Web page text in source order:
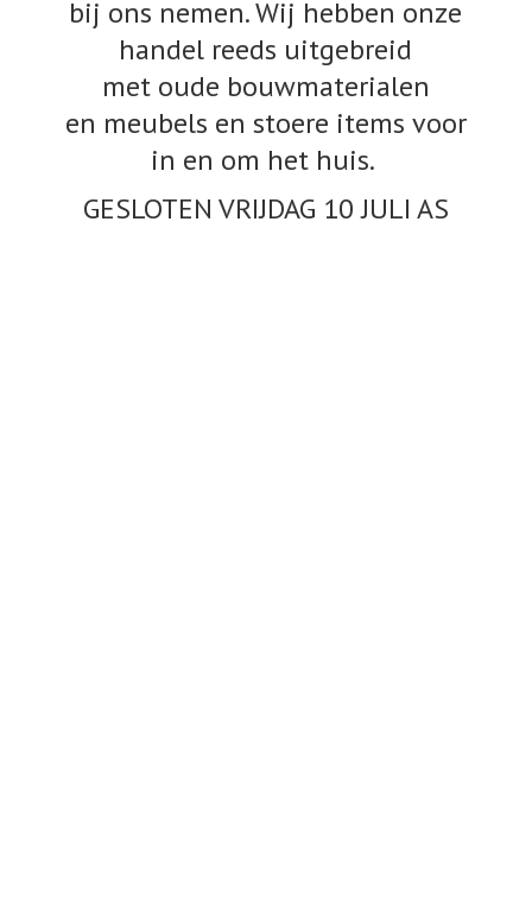
bij ons nemen. Wij hebben onze
handel reeds uitgebreid
met oude bouwmaterialen
en meubels en stoere items voor
in en om het huis.
GESLOTEN VRIJDAG 10JULI AS